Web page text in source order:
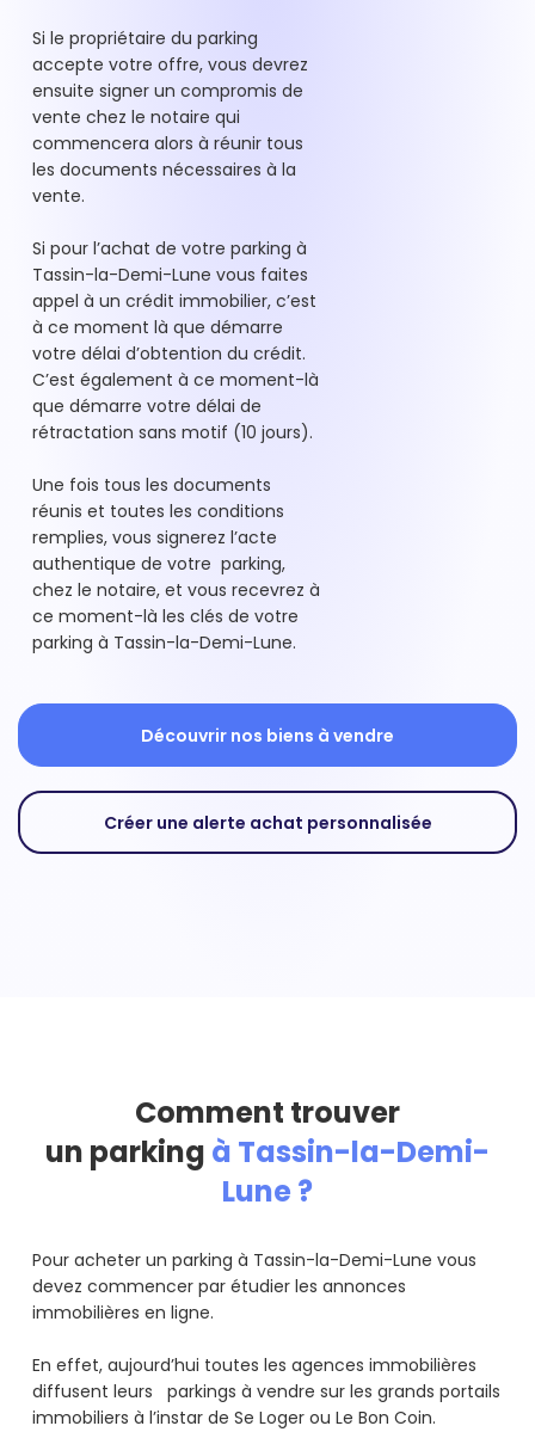
Si le propriétaire du parking
accepte votre offre, vous devrez
ensuite signer un compromis de
vente chez le notaire qui
commencera alors à réunir tous
les documents nécessaires à la
vente.
Si pour l’achat de votre parking à
Tassin-la-Demi-Lune vous faites
appel à un crédit immobilier, c’est
à ce moment là que démarre
votre délai d’obtention du crédit.
C’est également à ce moment-là
que démarre votre délai de
rétractation sans motif (10 jours).
Une fois tous les documents
réunis et toutes les conditions
remplies, vous signerez l’acte
authentique de votre parking,
chez le notaire, et vous recevrez à
ce moment-là les clés de votre
parking à Tassin-la-Demi-Lune.
Découvrir nos biens à vendre
Créer une alerte achat personnalisée
Comment trouver
un parking à Tassin-la-Demi-
Lune ?
Pour acheter un parking à Tassin-la-Demi-Lune vous
devez commencer par étudier les annonces
immobilières en ligne.
En effet, aujourd’hui toutes les agences immobilières
diffusent leurs parkings à vendre sur les grands portails
immobiliers à l’instar de Se Loger ou Le Bon Coin.